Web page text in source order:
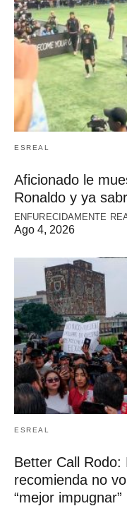
ESREAL
Aficionado le
Ronaldo y ya
ENFURECIDAMENTE
Ago 4, 2026
ESREAL
Better Call Rodo:
recomienda no
“mejor impugnar”